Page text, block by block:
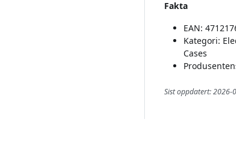
Fakta
EAN:
Kategori:
Cases
Sist oppdatert: 2026-